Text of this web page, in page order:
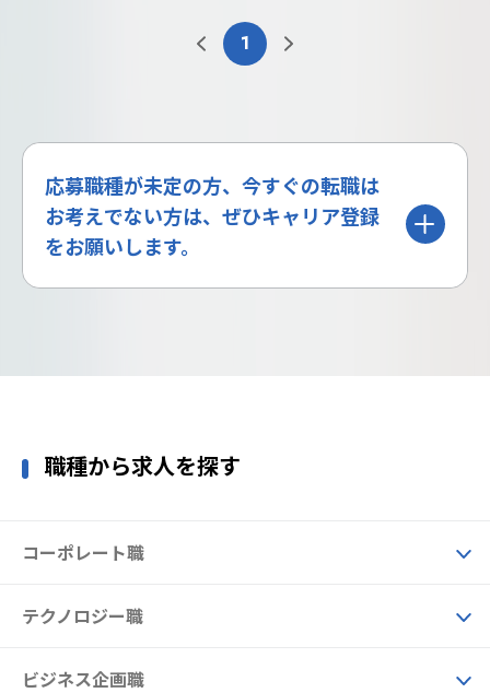
1
応募職種が未定の方、今すぐの転職は
お考えでない方は、ぜひキャリア登録
をお願いします。
職種から求人を探す
コーポレート職
テクノロジー職
ビジネス企画職